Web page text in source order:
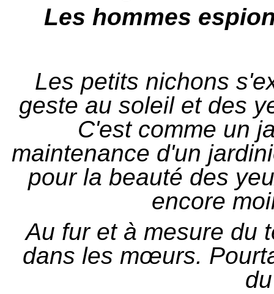
Les hommes
Les petits nichons
geste au soleil et des
C'est comme un
maintenance d'un
pour la beauté des
encore
Au fur et à mesure du
dans les mœurs.